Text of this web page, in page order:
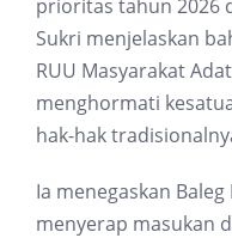
prioritas tahun 2026
Sukri menjelaskan
RUU Masyarakat
menghormati
hak-hak
Ia menegaskan
menyerap masukan